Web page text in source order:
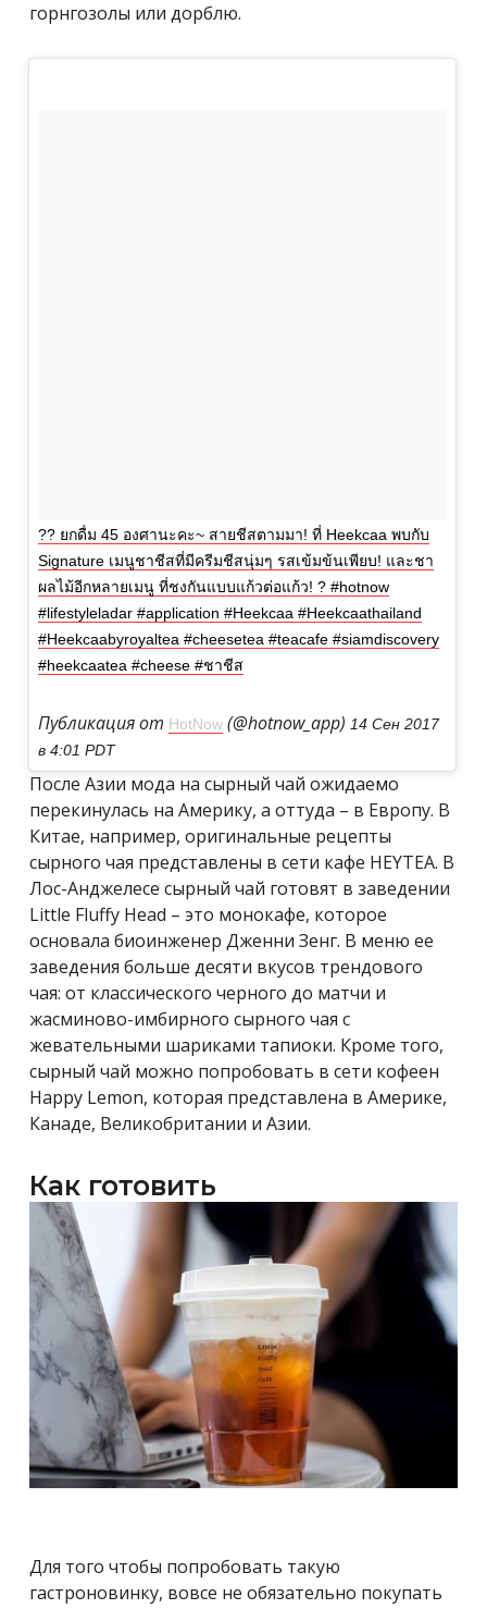
горнгозолы или дорблю.
?? ยกดื่ม 45 องศานะคะ~ สายชีสตามมา! ที่ Heekcaa พบกับ
Signature เมนูชาชีสที่มีครีมชีสนุ่มๆ รสเข้มข้นเพียบ! และชา
ผลไม้อีกหลายเมนู ที่ชงกันแบบแก้วต่อแก้ว! ? #hotnow
#lifestyleladar #application #Heekcaa #Heekcaathailand
#Heekcaabyroyaltea #cheesetea #teacafe #siamdiscovery
#heekcaatea #cheese #ชาชีส
Публикация от HotNow (@hotnow_app) 14 Сен 2017
в 4:01 PDT
После Азии мода на сырный чай ожидаемо
перекинулась на Америку, а оттуда – в Европу. В
Китае, например, оригинальные рецепты
сырного чая представлены в сети кафе HEYTEA. В
Лос-Анджелесе сырный чай готовят в заведении
Little Fluffy Head – это монокафе, которое
основала биоинженер Дженни Зенг. В меню ее
заведения больше десяти вкусов трендового
чая: от классического черного до матчи и
жасминово-имбирного сырного чая с
жевательными шариками тапиоки. Кроме того,
сырный чай можно попробовать в сети кофеен
Happy Lemon, которая представлена в Америке,
Канаде, Великобритании и Азии.
Как готовить
Для того чтобы попробовать такую
гастроновинку, вовсе не обязательно покупать